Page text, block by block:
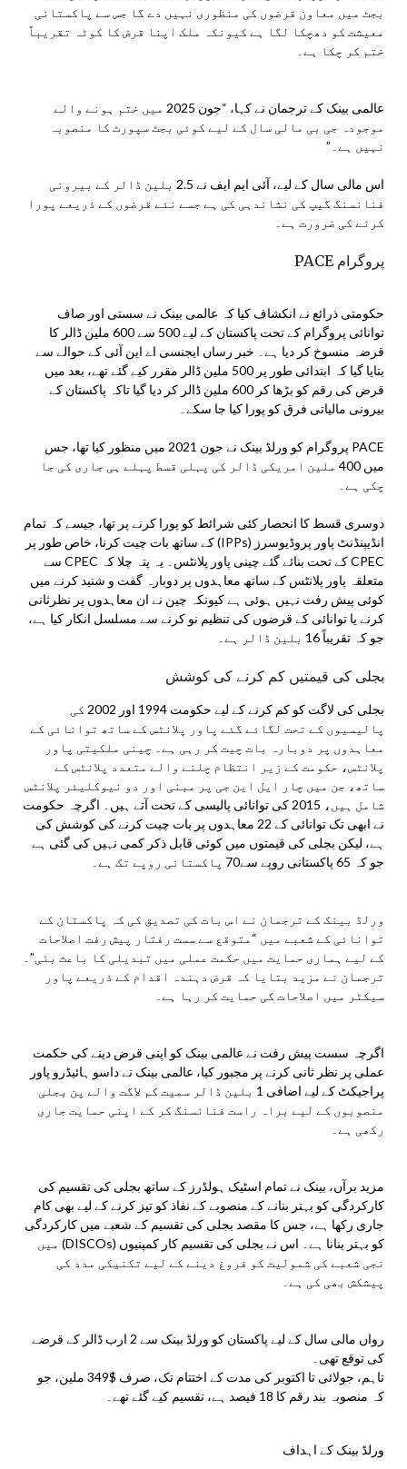
بجٹ میں معاون قرضوں کی منظوری نہیں دے گا جس سے پاکستانی
معیشت کو دھچکا لگا ہے کیونکہ ملک اپنا قرض کا کوٹہ تقریباً
ختم کر چکا ہے۔
عالمی بینک کے ترجمان نے کہا، “جون 2025 میں ختم ہونے والے
موجودہ جی بی مالی سال کے لیے کوئی بجٹ سپورٹ کا منصوبہ
نہیں ہے۔”
اس مالی سال کے لیے، آئی ایم ایف نے 2.5 بلین ڈالر کے بیرونی
فنانسنگ گیپ کی نشاندہی کی ہے جسے نئے قرضوں کے ذریعے پورا
کرنے کی ضرورت ہے۔
پروگرام PACE
حکومتی ذرائع نے انکشاف کیا کہ عالمی بینک نے سستی اور صاف
توانائی پروگرام کے تحت پاکستان کے لیے 500 سے 600 ملین ڈالر کا
قرضہ منسوخ کر دیا ہے۔ خبر رساں ایجنسی اے این آئی کے حوالے سے
بتایا گیا کہ ابتدائی طور پر 500 ملین ڈالر مقرر کیے گئے تھے، بعد میں
قرض کی رقم کو بڑھا کر 600 ملین ڈالر کر دیا گیا تاکہ پاکستان کے
بیرونی مالیاتی فرق کو پورا کیا جا سکے۔
PACE پروگرام کو ورلڈ بینک نے جون 2021 میں منظور کیا تھا، جس
میں 400 ملین امریکی ڈالر کی پہلی قسط پہلے ہی جاری کی جا
چکی ہے۔
دوسری قسط کا انحصار کئی شرائط کو پورا کرنے پر تھا، جیسے کہ تمام
انڈیپنڈنٹ پاور پروڈیوسرز (IPPs) کے ساتھ بات چیت کرنا، خاص طور پر
CPEC کے تحت بنائے گئے چینی پاور پلانٹس۔ یہ پتہ چلا کہ CPEC سے
متعلقہ پاور پلانٹس کے ساتھ معاہدوں پر دوبارہ گفت و شنید کرنے میں
کوئی پیش رفت نہیں ہوئی ہے کیونکہ چین نے ان معاہدوں پر نظرثانی
کرنے یا توانائی کے قرضوں کی تنظیم نو کرنے سے مسلسل انکار کیا ہے،
جو کہ تقریباً 16 بلین ڈالر ہے۔
بجلی کی قیمتیں کم کرنے کی کوشش
بجلی کی لاگت کو کم کرنے کے لیے حکومت 1994 اور 2002 کی
پالیسیوں کے تحت لگائے گئے پاور پلانٹس کے ساتھ توانائی کے
معاہدوں پر دوبارہ بات چیت کر رہی ہے۔ چینی ملکیتی پاور
پلانٹس، حکومت کے زیر انتظام چلنے والے متعدد پلانٹس کے
ساتھ، جن میں چار ایل این جی پر مبنی اور دو نیوکلیئر پلانٹس
شامل ہیں، 2015 کی توانائی پالیسی کے تحت آتے ہیں۔ اگرچہ حکومت
نے ابھی تک توانائی کے 22 معاہدوں پر بات چیت کرنے کی کوشش کی
ہے، لیکن بجلی کی قیمتوں میں کوئی قابل ذکر کمی نہیں کی گئی ہے
جو کہ 65 پاکستانی روپے سے70 پاکستانی روپے تک ہے۔
ورلڈ بینک کے ترجمان نے اس بات کی تصدیق کی کہ پاکستان کے
توانائی کے شعبے میں “متوقع سے سست رفتار پیش رفت اصلاحات
کے لیے ہماری حمایت میں حکمت عملی میں تبدیلی کا باعث بنی”۔
ترجمان نے مزید بتایا کہ قرض دہندہ اقدام کے ذریعے پاور
سیکٹر میں اصلاحات کی حمایت کر رہا ہے۔
اگرچہ سست پیش رفت نے عالمی بینک کو اپنی قرض دینے کی حکمت
عملی پر نظر ثانی کرنے پر مجبور کیا، عالمی بینک نے داسو ہائیڈرو پاور
پراجیکٹ کے لیے اضافی 1 بلین ڈالر سمیت کم لاگت والے پن بجلی
منصوبوں کے لیے براہ راست فنانسنگ کر کے اپنی حمایت جاری
رکھی ہے۔
مزید برآں، بینک نے تمام اسٹیک ہولڈرز کے ساتھ بجلی کی تقسیم کی
کارکردگی کو بہتر بنانے کے منصوبے کے نفاذ کو تیز کرنے کے لیے بھی کام
جاری رکھا ہے، جس کا مقصد بجلی کی تقسیم کے شعبے میں کارکردگی
کو بہتر بنانا ہے۔ اس نے بجلی کی تقسیم کار کمپنیوں (DISCOs) میں
نجی شعبے کی شمولیت کو فروغ دینے کے لیے تکنیکی مدد کی
پیشکش بھی کی ہے۔
رواں مالی سال کے لیے پاکستان کو ورلڈ بینک سے 2 ارب ڈالر کے قرضے
کی توقع تھی۔
تاہم، جولائی تا اکتوبر کی مدت کے اختتام تک، صرف $349 ملین، جو
کہ منصوبہ بند رقم کا 18 فیصد ہے، تقسیم کیے گئے تھے۔
ورلڈ بینک کے اہداف